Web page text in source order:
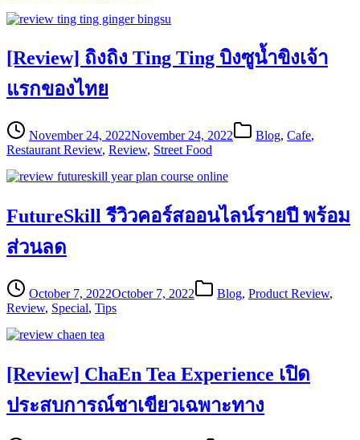
[Review] ถิงถิง Ting Ting บิงซูน้ำขิงเจ้า
แรกของไทย
November 24, 2022November 24, 2022 Blog, Cafe,
Restaurant Review, Review, Street Food
FutureSkill รีวิวคอร์สออนไลน์รายปี พร้อม
ส่วนลด
October 7, 2022October 7, 2022 Blog, Product Review,
Review, Special, Tips
[Review] ChaEn Tea Experience เปิด
ประสบการณ์ชาเขียวเฉพาะทาง